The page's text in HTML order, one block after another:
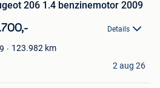
206 1.4 benzinemotor 2009
Details
123.982 km
2 aug 26